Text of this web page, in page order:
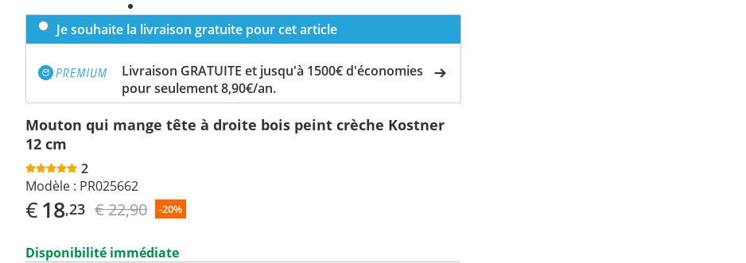
Je souhaite la livraison gratuite pour cet article
Livraison GRATUITE et jusqu'à 1500€ d'économies
pour seulement 8,90€/an.
Mouton qui mange tête à droite bois peint crèche Kostner
12 cm
2
Modèle : PR025662
€18,23 € 22,90 -20%
Disponibilité immédiate